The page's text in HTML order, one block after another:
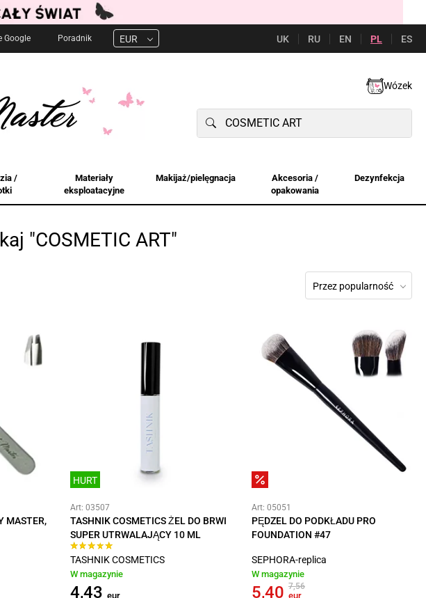
Google Poradnik EUR UK RU EN PL ES
Wózek
/
Materiały
eksploatacyjne
Makijaż/pielęgnacja
Akcesoria /
opakowania
Dezynfekcja
"COSMETIC ART"
Przez popularność
MASTER,
HURT
Art: 03507
TASHNIK COSMETICS ŻEL DO BRWI
SUPER UTRWALAJĄCY 10 ML
TASHNIK COSMETICS
W magazynie
4,43 eur
Art: 05051
PĘDZEL DO PODKŁADU PRO
FOUNDATION #47
SEPHORA-replica
W magazynie
5,40 7,56
eur